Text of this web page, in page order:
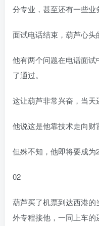
分专业，甚至还有一些业
面试电话结束，葫芦心头
他有两个问题在电话面
了通过。
这让葫芦非常兴奋，当天
他说这是他靠技术走向财
但殊不知，他即将要成为
02
葫芦买了机票到达西港
外专程接他，一同上车的